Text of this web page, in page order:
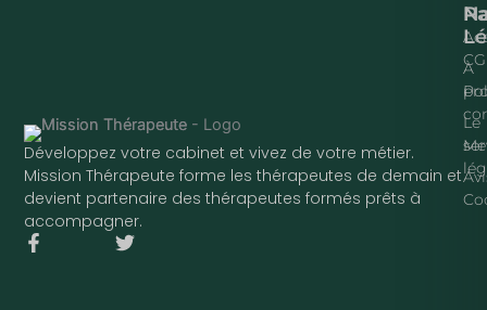
Développez votre cabinet et vivez de votre métier.
Mission Thérapeute forme les thérapeutes de demain et
devient partenaire des thérapeutes formés prêts à
accompagner.
F
T
À
Le